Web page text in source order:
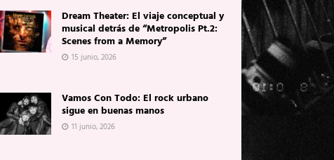
Dream Theater: El viaje conceptual y
musical detrás de “Metropolis Pt.2:
Scenes from a Memory”
15 junio, 2026
Vamos Con Todo: El rock urbano
sigue en buenas manos
11 junio, 2026